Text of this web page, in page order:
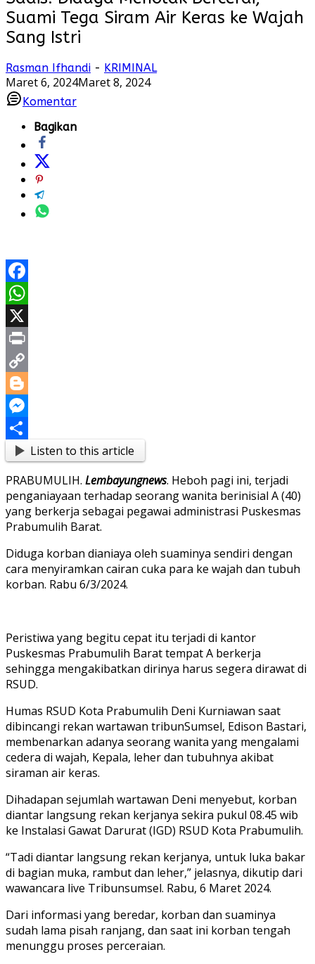
Suami Tega Siram Air Keras ke Wajah
Sang Istri
Rasman Ifhandi - KRIMINAL
Maret 6, 2024Maret 8, 2024
Komentar
Bagikan
Facebook
WhatsApp
X
Print
Copy
Link
Blogger
Messenger
ShareListen to this article
PRABUMULIH. Lembayungnews. Heboh pagi ini, terjadi
penganiayaan terhadap seorang wanita berinisial A (40)
yang berkerja sebagai pegawai administrasi Puskesmas
Prabumulih Barat.
Diduga korban dianiaya oleh suaminya sendiri dengan
cara menyiramkan cairan cuka para ke wajah dan tubuh
korban. Rabu 6/3/2024.
Peristiwa yang begitu cepat itu terjadi di kantor
Puskesmas Prabumulih Barat tempat A berkerja
sehingga mengakibatkan dirinya harus segera dirawat di
RSUD.
Humas RSUD Kota Prabumulih Deni Kurniawan saat
dibincangi rekan wartawan tribunSumsel, Edison Bastari,
membenarkan adanya seorang wanita yang mengalami
cedera di wajah, Kepala, leher dan tubuhnya akibat
siraman air keras.
Dihadapan sejumlah wartawan Deni menyebut, korban
diantar langsung rekan kerjanya sekira pukul 08.45 wib
ke Instalasi Gawat Darurat (IGD) RSUD Kota Prabumulih.
“Tadi diantar langsung rekan kerjanya, untuk luka bakar
di bagian muka, rambut dan leher,” jelasnya, dikutip dari
wawancara live Tribunsumsel. Rabu, 6 Maret 2024.
Dari informasi yang beredar, korban dan suaminya
sudah lama pisah ranjang, dan saat ini korban tengah
menunggu proses perceraian.